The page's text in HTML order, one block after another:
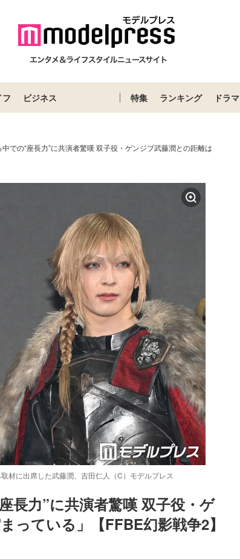
フ ビジネス 特集 ランキング ドラマ
での“座長力”に共演者驚嘆 双子役・ゲンジブ武藤潤との距離は
材に出席した武藤潤、吉田仁人（C）モデルプレス
:
長力”に共演者驚嘆 双子役・ゲ
っている」【FFBE幻影戦争2】